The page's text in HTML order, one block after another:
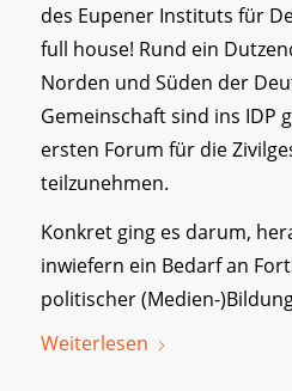
des Eupener Instituts für
full house! Rund ein
Norden und Süden der
Gemeinschaft sind ins IDP
ersten Forum für die
teilzunehmen.
Konkret ging es darum,
inwiefern ein Bedarf an
politischer (Medien-
Weiterlesen